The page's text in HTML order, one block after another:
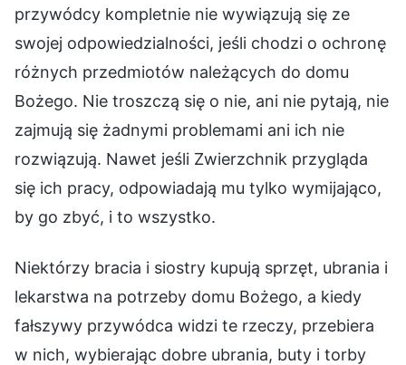
przywódcy kompletnie nie wywiązują się ze
swojej odpowiedzialności, jeśli chodzi o ochronę
różnych przedmiotów należących do domu
Bożego. Nie troszczą się o nie, ani nie pytają, nie
zajmują się żadnymi problemami ani ich nie
rozwiązują. Nawet jeśli Zwierzchnik przygląda
się ich pracy, odpowiadają mu tylko wymijająco,
by go zbyć, i to wszystko.
Niektórzy bracia i siostry kupują sprzęt, ubrania i
lekarstwa na potrzeby domu Bożego, a kiedy
fałszywy przywódca widzi te rzeczy, przebiera
w nich, wybierając dobre ubrania, buty i torby